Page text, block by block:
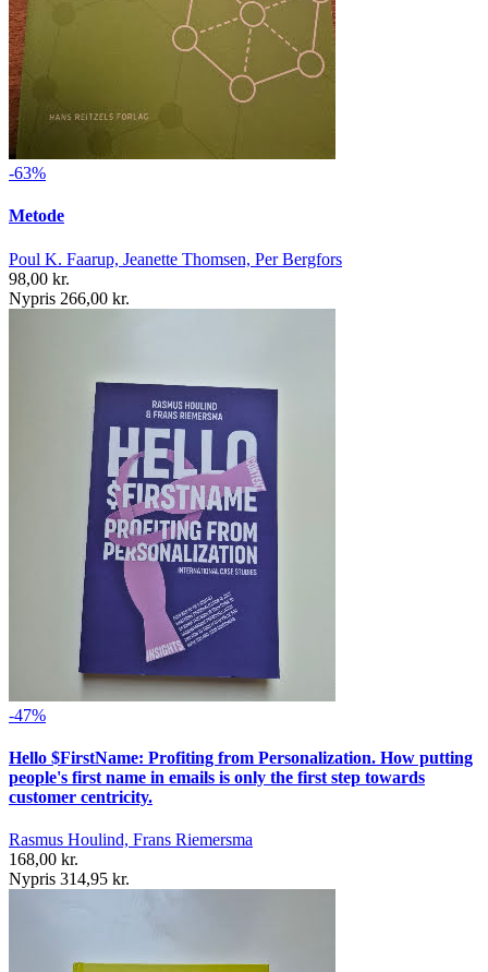
-63%
Metode
Poul K. Faarup, Jeanette Thomsen, Per Bergfors
98,00 kr.
Nypris 266,00 kr.
-47%
Hello $FirstName: Profiting from Personalization. How putting
people's first name in emails is only the first step towards
customer centricity.
Rasmus Houlind, Frans Riemersma
168,00 kr.
Nypris 314,95 kr.